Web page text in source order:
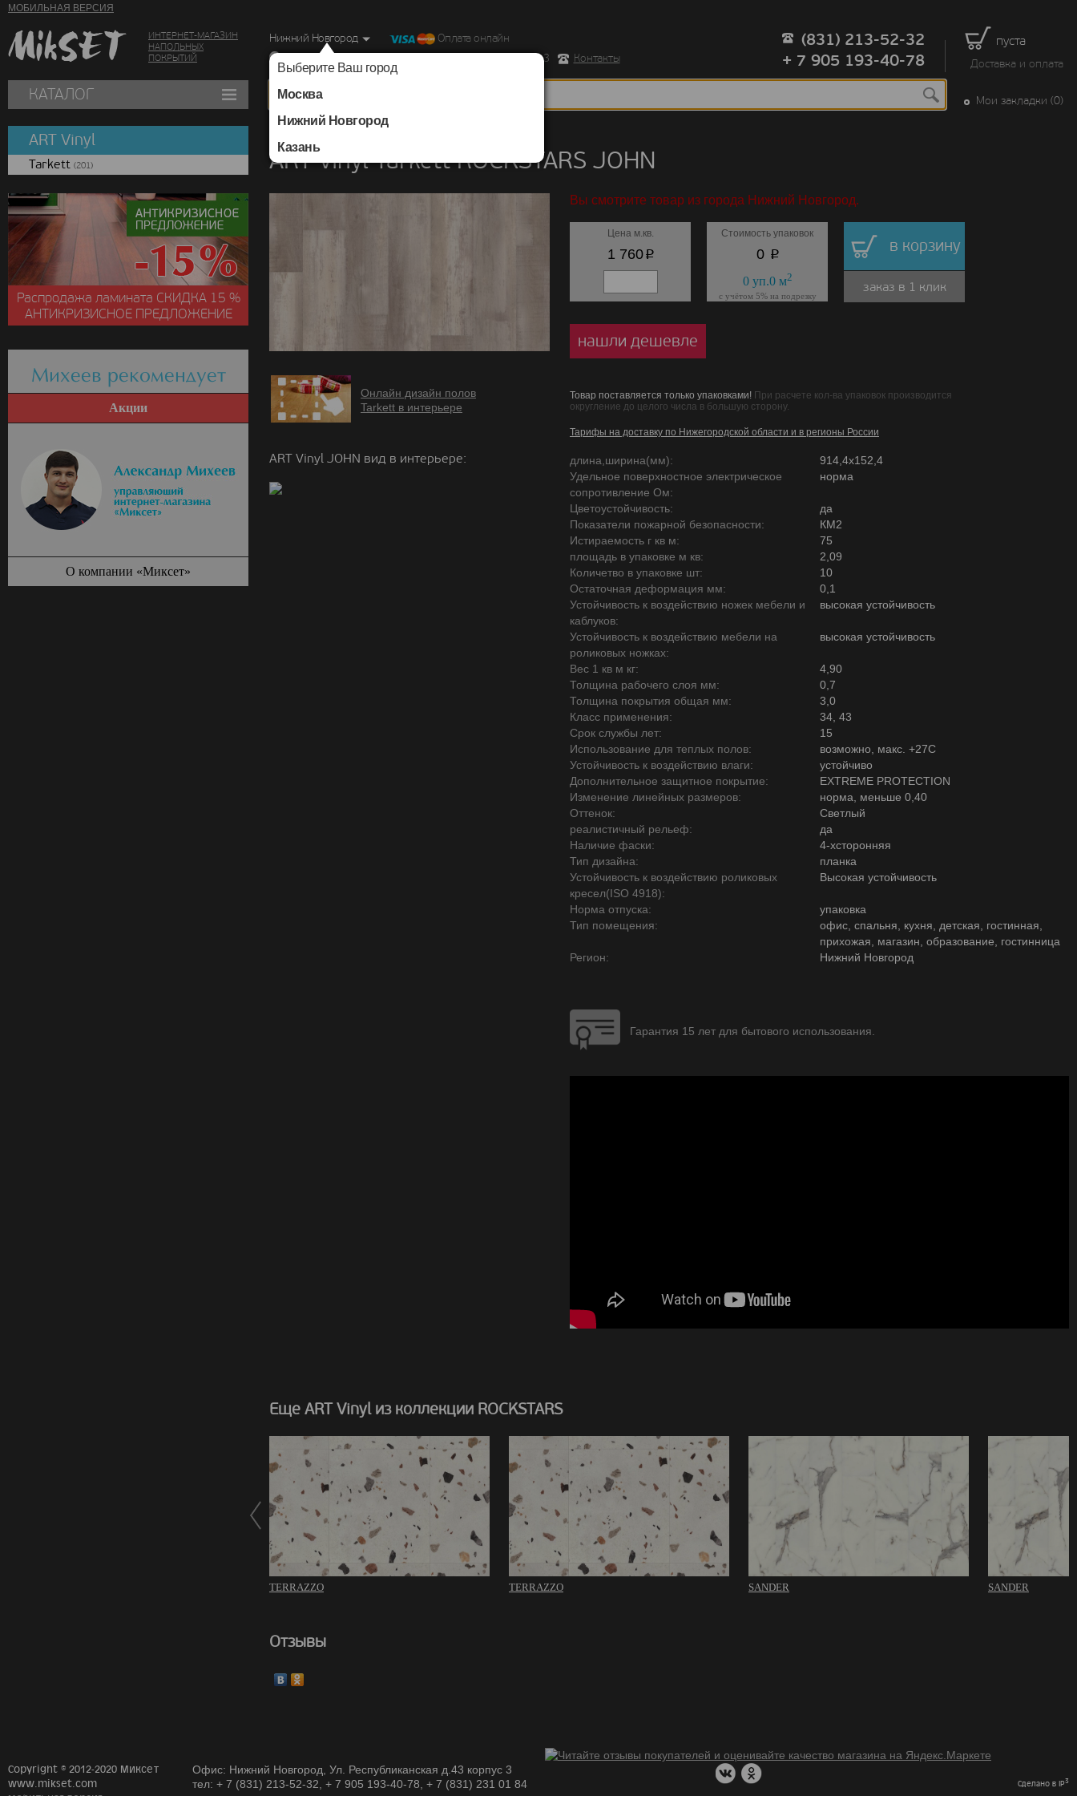
МОБИЛЬНАЯ ВЕРСИЯ
ИНТЕРНЕТ-МАГАЗИН
НАПОЛЬНЫХ
ПОКРЫТИЙ
пуста
Доставка и оплата
Нижний Новгород
Выберите Ваш город
Москва
Нижний Новгород
Казань
Оплата онлайн
г. Нижний Новгород, Ул. Республиканская д.43 корпус 3
Контакты
(831) 213-52-32
+ 7 905 193-40-78
КАТАЛОГ Мои закладки (0)
ART Vinyl Tarkett ROCKSTARS JOHN
Онлайн дизайн полов
Tarkett в интерьере
ART Vinyl JOHN вид в интерьере:
Вы смотрите товар из города Нижний Новгород.
Цена м.кв.
1 760p
Стоимость упаковок
0 p
0уп.0м2
с учётом 5% на подрезку
в корзину
заказ в 1 клик
нашли дешевле
Товар поставляется только упаковками! При расчете кол-ва упаковок производится
округление до целого числа в большую сторону.
Тарифы на доставку по Нижегородской области и в регионы России
длина,ширина(мм):
914,4х152,4
Удельное поверхностное электрическое
сопротивление Ом:
норма
Цветоустойчивость:
да
Показатели пожарной безопасности:
КМ2
Истираемость г кв м:
75
площадь в упаковке м кв:
2,09
Количетво в упаковке шт:
10
Остаточная деформация мм:
0,1
Устойчивость к воздействию ножек мебели и
каблуков:
высокая устойчивость
Устойчивость к воздействию мебели на
роликовых ножках:
высокая устойчивость
Вес 1 кв м кг:
4,90
Толщина рабочего слоя мм:
0,7
Толщина покрытия общая мм:
3,0
Класс применения:
34, 43
Срок службы лет:
15
Использование для теплых полов:
возможно, макс. +27С
Устойчивость к воздействию влаги:
устойчиво
Дополнительное защитное покрытие:
EXTREME PROTECTION
Изменение линейных размеров:
норма, меньше 0,40
Оттенок:
Светлый
реалистичный рельеф:
да
Наличие фаски:
4-хсторонняя
Тип дизайна:
планка
Устойчивость к воздействию роликовых
кресел(ISO 4918):
Высокая устойчивость
Норма отпуска:
упаковка
Тип помещения:
офис, спальня, кухня, детская, гостинная,
прихожая, магазин, образование, гостинница
Регион:
Нижний Новгород
Гарантия 15 лет для бытового использования.
Еще ART Vinyl из коллекции ROCKSTARS
TERRAZZO TERRAZZO SANDER SANDER
Отзывы
ART Vinyl
Tarkett (201)
Распродажа ламината СКИДКА15 %
АНТИКРИЗИСНОЕ ПРЕДЛОЖЕНИЕ
Михеев рекомендует
Акции
О компании «Миксет»
Copyright © 2012-2020 Миксет
www.mikset.com
Офис: Нижний Новгород, Ул. Республиканская д.43 корпус 3
тел: + 7 (831) 213-52-32, + 7 905 193-40-78, + 7 (831) 231 01 84
Сделано в IP3